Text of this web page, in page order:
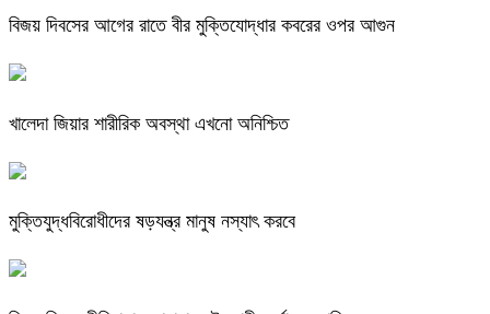
বিজয় দিবসের আগের রাতে বীর মুক্তিযোদ্ধার কবরের ওপর আগুন
খালেদা জিয়ার শারীরিক অবস্থা এখনো অনিশ্চিত
মুক্তিযুদ্ধবিরোধীদের ষড়যন্ত্র মানুষ নস্যাৎ করবে